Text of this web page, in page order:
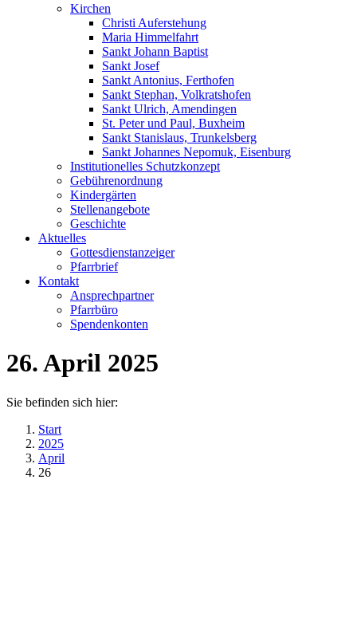
Kirchen
Christi Auferstehung
Maria Himmelfahrt
Sankt Johann Baptist
Sankt Josef
Sankt Antonius, Ferthofen
Sankt Stephan, Volkratshofen
Sankt Ulrich, Amendingen
St. Peter und Paul, Buxheim
Sankt Stanislaus, Trunkelsberg
Sankt Johannes Nepomuk, Eisenburg
Institutionelles Schutzkonzept
Gebührenordnung
Kindergärten
Stellenangebote
Geschichte
Aktuelles
Gottesdienstanzeiger
Pfarrbrief
Kontakt
Ansprechpartner
Pfarrbüro
Spendenkonten
26. April 2025
Sie befinden sich hier:
Start
2025
April
26